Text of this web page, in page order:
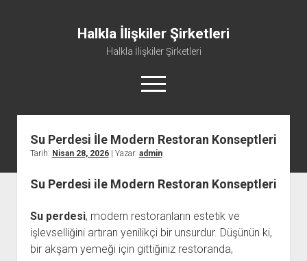
Halkla İlişkiler Şirketleri
Halkla İlişkiler Şirketleri
menüyü
aç
Su Perdesi İle Modern Restoran Konseptleri
Tarih: Nisan 28, 2026| Yazar: admin
Su Perdesi ile Modern Restoran Konseptleri
Su perdesi, modern restoranların estetik ve
işlevselliğini artıran yenilikçi bir unsurdur. Düşünün ki,
bir akşam yemeği için gittiğiniz restoranda,